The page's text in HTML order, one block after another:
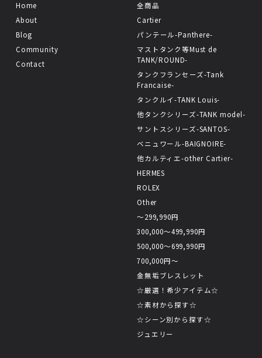
Home
About
Blog
Community
Contact
全商品
Cartier
パンテール-Panthere-
マストタンク等Must de
TANK/ROUND-
タンクフランセーズ-Tank
Francaise-
タンクルイ-TANK Louis-
他タンクシリーズ-TANK model-
サントスシリーズ-SANTOS-
ベニュワール-BAIGNOIRE-
他カルティエ-other Cartier-
HERMES
ROLEX
Other
〜299,990円
300,000〜499,990円
500,000〜699,990円
700,000円〜
金無垢ブレスレット
☆厳選！希少アイテム☆
☆素材から探す☆
☆シーン別から探す☆
ジュエリー